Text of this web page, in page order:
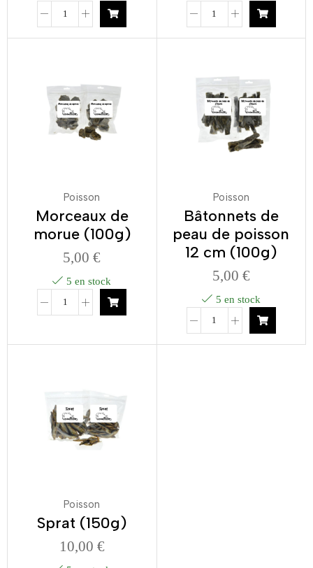
Poisson
Morceaux de
morue (100g)
5,00€
5 en stock
Poisson
Bâtonnets de
peau de poisson
12 cm (100g)
5,00 €
5 en stock
Poisson
Sprat (150g)
10,00 €